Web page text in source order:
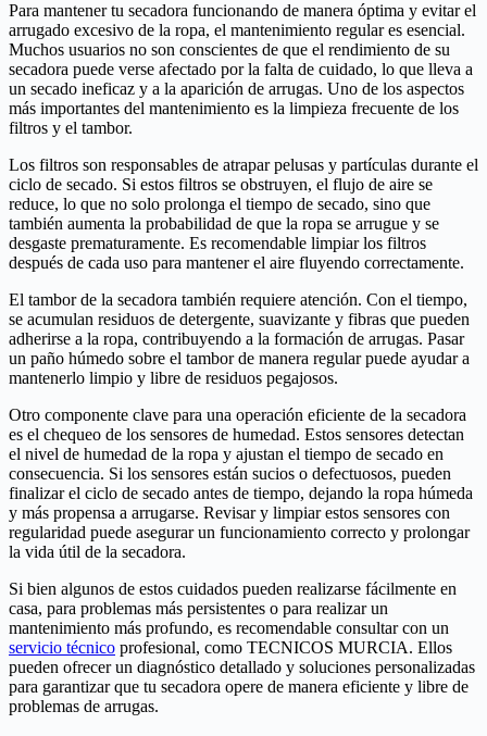
Para mantener tu secadora funcionando de manera óptima y evitar el
arrugado excesivo de la ropa, el mantenimiento regular es esencial.
Muchos usuarios no son conscientes de que el rendimiento de su
secadora puede verse afectado por la falta de cuidado, lo que lleva a
un secado ineficaz y a la aparición de arrugas. Uno de los aspectos
más importantes del mantenimiento es la limpieza frecuente de los
filtros y el tambor.
Los filtros son responsables de atrapar pelusas y partículas durante el
ciclo de secado. Si estos filtros se obstruyen, el flujo de aire se
reduce, lo que no solo prolonga el tiempo de secado, sino que
también aumenta la probabilidad de que la ropa se arrugue y se
desgaste prematuramente. Es recomendable limpiar los filtros
después de cada uso para mantener el aire fluyendo correctamente.
El tambor de la secadora también requiere atención. Con el tiempo,
se acumulan residuos de detergente, suavizante y fibras que pueden
adherirse a la ropa, contribuyendo a la formación de arrugas. Pasar
un paño húmedo sobre el tambor de manera regular puede ayudar a
mantenerlo limpio y libre de residuos pegajosos.
Otro componente clave para una operación eficiente de la secadora
es el chequeo de los sensores de humedad. Estos sensores detectan
el nivel de humedad de la ropa y ajustan el tiempo de secado en
consecuencia. Si los sensores están sucios o defectuosos, pueden
finalizar el ciclo de secado antes de tiempo, dejando la ropa húmeda
y más propensa a arrugarse. Revisar y limpiar estos sensores con
regularidad puede asegurar un funcionamiento correcto y prolongar
la vida útil de la secadora.
Si bien algunos de estos cuidados pueden realizarse fácilmente en
casa, para problemas más persistentes o para realizar un
mantenimiento más profundo, es recomendable consultar con un
servicio técnico profesional, como TECNICOS MURCIA. Ellos
pueden ofrecer un diagnóstico detallado y soluciones personalizadas
para garantizar que tu secadora opere de manera eficiente y libre de
problemas de arrugas.